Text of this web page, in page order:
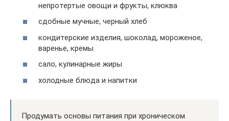
непротертые овощи и фрукты, клюква
сдобные мучные, черный хлеб
кондитерские изделия, шоколад, мороженое,
варенье, кремы
сало, кулинарные жиры
холодные блюда и напитки
Продумать основы питания при хроническом